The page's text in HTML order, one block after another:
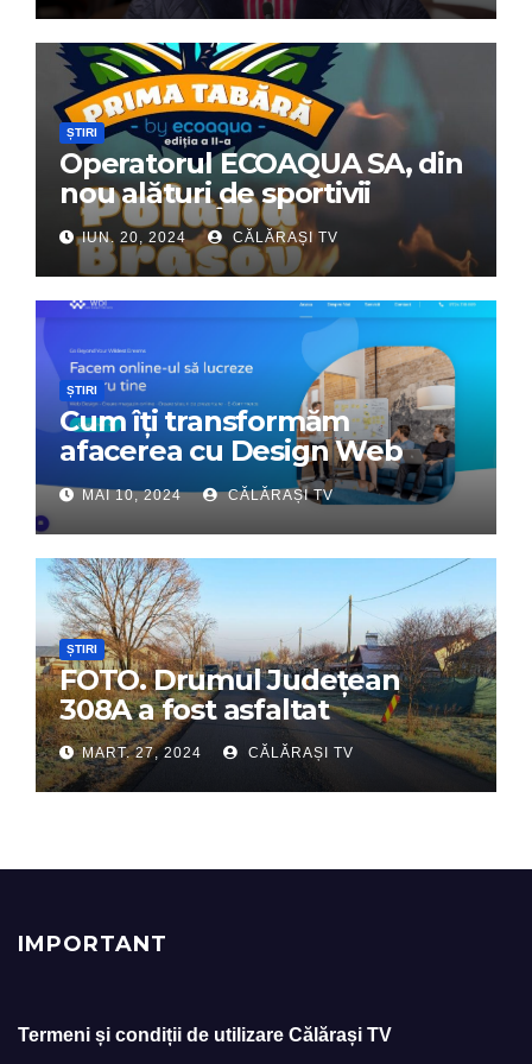
ȘTIRI
Operatorul ECOAQUA SA, din
nou alături de sportivii
călărășeni. Începe „Prima
Tabără”!
IUN. 20, 2024 CĂLĂRAȘI TV
ȘTIRI
Cum îți transformăm
afacerea cu Design Web
Interactiv – Partenerul tău
digital de încredere
MAI 10, 2024 CĂLĂRAȘI TV
ȘTIRI
FOTO. Drumul Județean
308A a fost asfaltat
MART. 27, 2024 CĂLĂRAȘI TV
IMPORTANT
Termeni și condiții de utilizare Călărași TV